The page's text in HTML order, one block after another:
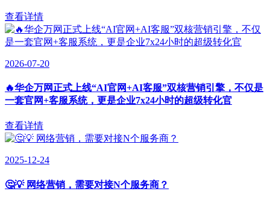
查看详情
2026-07-20
🔥华企万网正式上线“AI官网+AI客服”双核营销引擎，不仅是
一套官网+客服系统，更是企业7x24小时的超级转化官
查看详情
2025-12-24
🤔💡 网络营销，需要对接N个服务商？